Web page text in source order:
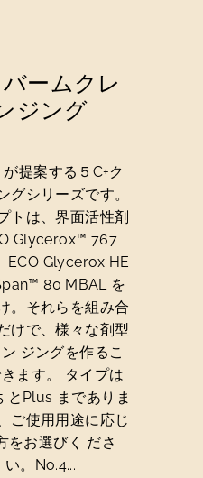
バームクレ
ジング
提案する５C+ク
グシリーズです。
トは、界面活性剤
Glycerox™ 767
ECO Glycerox HE
80 MBAL を
。それらを組み合
けで、様々な剤型
ジングを作るこ
ます。 タイプは
とPlus までありま
ご使用用途に応じ
をお選びく ださ
い。No.4...